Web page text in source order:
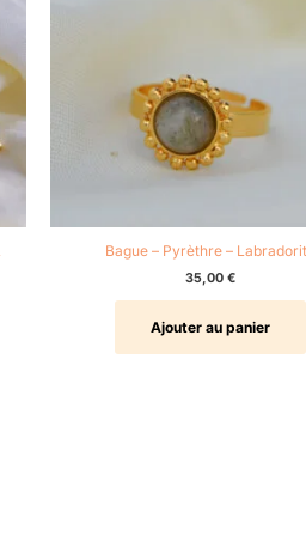
Bague – Pyrèthre –
35,00 €
Ajouter au panier